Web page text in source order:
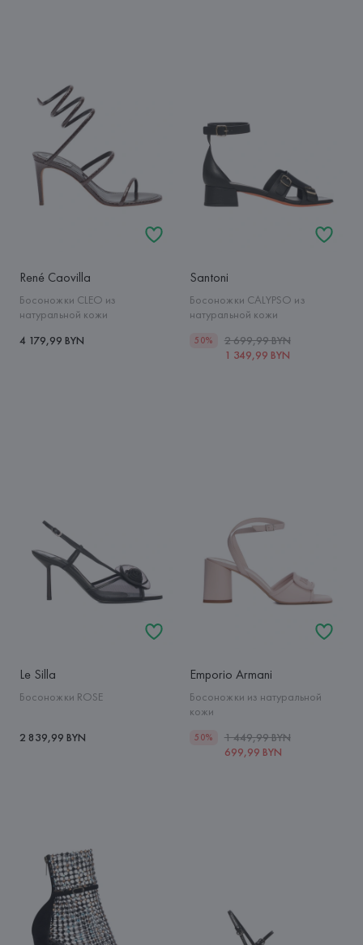
René Caovilla
Босоножки CLEO из
натуральной кожи
4 179,99 BYN
Santoni
Босоножки CALYPSO из
натуральной кожи
50%
2 699,99 BYN
1 349,99 BYN
Le Silla
Босоножки ROSE
2 839,99 BYN
Emporio Armani
Босоножки из натуральной
кожи
50%
1 449,99 BYN
699,99 BYN